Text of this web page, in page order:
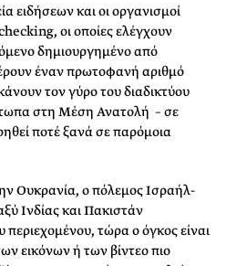
ειδήσεων και οι οργανισμοί
οι οποίες ελέγχουν
δημιουργημένο από
έναν πρωτοφανή αριθμό
τον γύρο του διαδικτύου
στη Μέση Ανατολή – σε
ποτέ ξανά σε παρόμοια
Ουκρανία, ο πόλεμος Ισραήλ-
Ινδίας και Πακιστάν
τώρα ο όγκος είναι
εικόνων ή των βίντεο πιο